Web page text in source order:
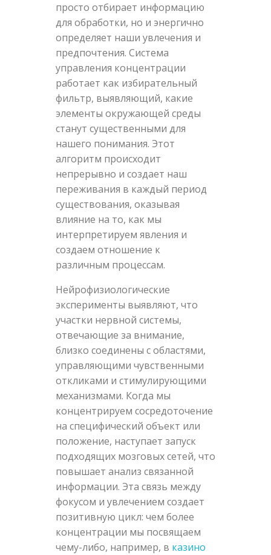
просто отбирает информацию
для обработки, но и энергично
определяет наши увлечения и
предпочтения. Система
управления концентрации
работает как избирательный
фильтр, выявляющий, какие
элементы окружающей среды
станут существенными для
нашего понимания. Этот
алгоритм происходит
непрерывно и создает наш
переживания в каждый период
существования, оказывая
влияние на то, как мы
интерпретируем явления и
создаем отношение к
различным процессам.
Нейрофизиологические
эксперименты выявляют, что
участки нервной системы,
отвечающие за внимание,
близко соединены с областями,
управляющими чувственными
откликами и стимулирующими
механизмами. Когда мы
концентрируем сосредоточение
на специфический объект или
положение, наступает запуск
подходящих мозговых сетей, что
повышает анализ связанной
информации. Эта связь между
фокусом и увлечением создает
позитивную цикл: чем более
концентрации мы посвящаем
чему-либо, например, в казино